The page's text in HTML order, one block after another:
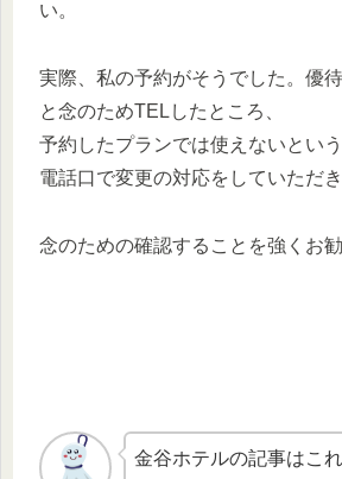
い。
実際、私の予約がそうでした。優
と念のためTELしたところ、
予約したプランでは使えないとい
電話口で変更の対応をしていただ
念のための確認することを強くお
金谷ホテルの記事はこ